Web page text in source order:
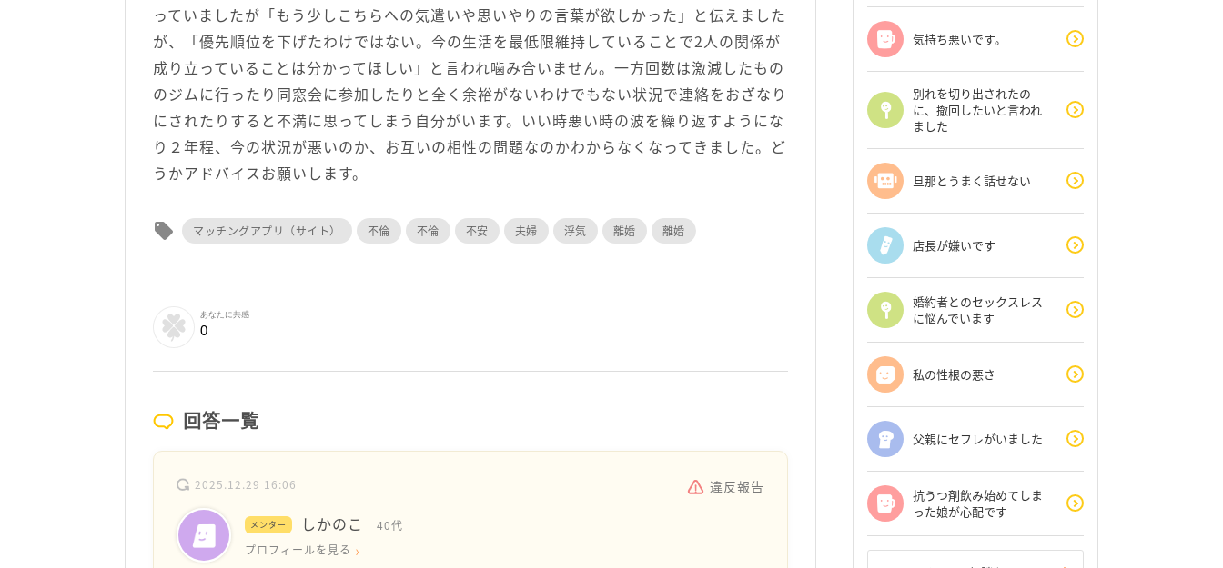
っていましたが「もう少しこちらへの気遣いや思いやりの言葉が欲しかった」と伝えました
が、「優先順位を下げたわけではない。今の生活を最低限維持していることで2人の関係が
成り立っていることは分かってほしい」と言われ噛み合いません。一方回数は激減したもの
のジムに行ったり同窓会に参加したりと全く余裕がないわけでもない状況で連絡をおざなり
にされたりすると不満に思ってしまう自分がいます。いい時悪い時の波を繰り返すようにな
り２年程、今の状況が悪いのか、お互いの相性の問題なのかわからなくなってきました。ど
うかアドバイスお願いします。
local_offer マッチングアプリ（サイト） 不倫 不倫 不安 夫婦 浮気 離婚 離婚
あなたに共感
0
回答一覧
2025.12.29 16:06 違反報告
メンター しかのこ
40代
プロフィールを見る
気持ち悪いです。
別れを切り出されたの
に、撤回したいと言われ
ました
旦那とうまく話せない
店長が嫌いです
婚約者とのセックスレス
に悩んでいます
私の性根の悪さ
父親にセフレがいました
抗うつ剤飲み始めてしま
った娘が心配です